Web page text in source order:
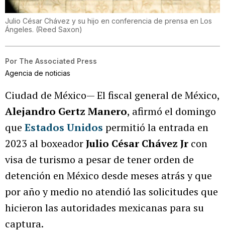
Julio César Chávez y su hijo en conferencia de prensa en Los
Ángeles. (Reed Saxon)
Por The Associated Press
Agencia de noticias
Ciudad de México— El fiscal general de México,
Alejandro Gertz Manero, afirmó el domingo
que Estados Unidos permitió la entrada en
2023 al boxeadorJulio César Chávez Jr con
visa de turismo a pesar de tener orden de
detención en México desde meses atrás y que
por año y medio no atendió las solicitudes que
hicieron las autoridades mexicanas para su
captura.